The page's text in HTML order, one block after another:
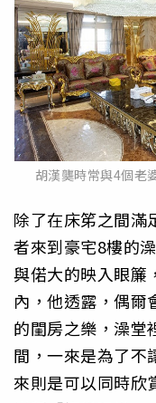
胡漢龑時常與4個老
除了在床笫之間滿
者來到豪宅8樓的
與偌大的映入眼簾
內，他透露，偶爾
的閨房之樂，澡堂
間，一來是為了不
來則是可以同時欣